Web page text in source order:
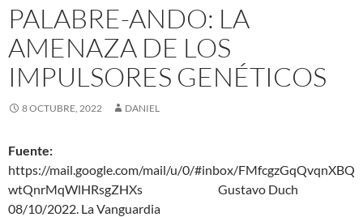
PALABRE-ANDO: LA
AMENAZA DE LOS
IMPULSORES GENÉTICOS
8 OCTUBRE, 2022 DANIEL
Fuente:
https://mail.google.com/mail/u/0/#inbox/FMfcgzGqQvqnXBQ
wtQnrMqWlHRsgZHXs Gustavo Duch
08/10/2022. La Vanguardia